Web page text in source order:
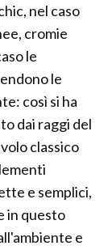
nel caso
cromie
le
le
così si ha
dai raggi del
classico
e semplici,
in questo
e